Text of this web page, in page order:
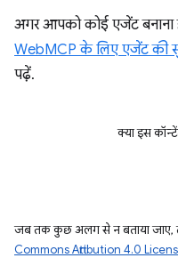
अगर आपको कोई एजेंट बनाना
WebMCP के लिए एजेंट की
पढ़ें.
क्या इस
जब तक कुछ अलग से न बताया जाए,
Commons Attribution 4.0